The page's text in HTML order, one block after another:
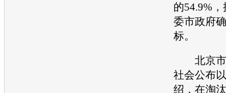
的54.9%
委市政府
标。
北京市
社会公布
绍，在淘